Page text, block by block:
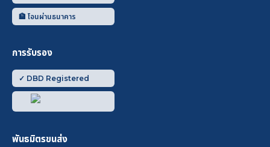
🏦 โอนผ่านธนาคาร
การรับรอง
✓ DBD Registered
พันธมิตรขนส่ง